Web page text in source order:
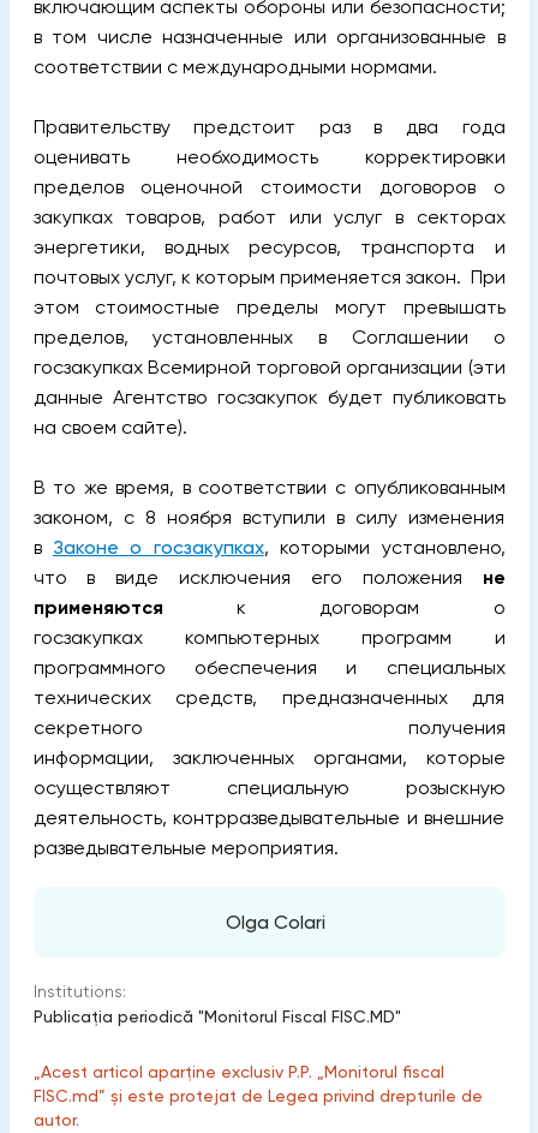
включающим аспекты обороны или безопасности;
в том числе назначенные или организованные в
соответствии с международными нормами.
Правительству предстоит раз в два года
оценивать необходимость корректировки
пределов оценочной стоимости договоров о
закупках товаров, работ или услуг в секторах
энергетики, водных ресурсов, транспорта и
почтовых услуг, к которым применяется закон. При
этом стоимостные пределы могут превышать
пределов, установленных в Соглашении о
госзакупках Всемирной торговой организации (эти
данные Агентство госзакупок будет публиковать
на своем сайте).
В то же время, в соответствии с опубликованным
законом, с 8 ноября вступили в силу изменения
в Законе о госзакупках, которыми установлено,
что в виде исключения его положения не
применяются к договорам о
госзакупках компьютерных программ и
программного обеспечения и специальных
технических средств, предназначенных для
секретного получения
информации, заключенных органами, которые
осуществляют специальную розыскную
деятельность, контрразведывательные и внешние
разведывательные мероприятия.
Olga Colari
Institutions:
Publicaţia periodică "Monitorul Fiscal FISC.MD"
„Acest articol aparține exclusiv P.P. „Monitorul fiscal
FISC.md” și este protejat de Legea privind drepturile de
autor.